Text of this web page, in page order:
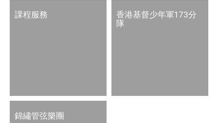
課程服務
香港基督少年軍173分
隊
錦繡管弦樂團